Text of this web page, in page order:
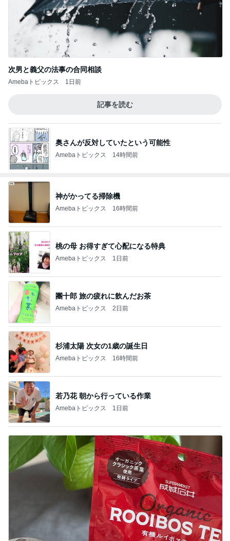
次男と義父の法事の合同相談
Amebaトピックス 1日前
記事を読む
奥さんが反対していたという可能性
Amebaトピックス 14時間前
神がかってる掃除機
Amebaトピックス 16時間前
桃の母 お得すぎて心配になる特典
Amebaトピックス 1日前
團十郎 旅の疲れに飲んだお茶
Amebaトピックス 2日前
杉浦太陽 次女の1歳の誕生日
Amebaトピックス 16時間前
若乃花 朝から行っている作業
Amebaトピックス 1日前